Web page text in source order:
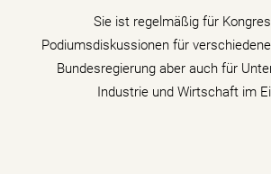
Sie ist regelmäßig für
Podiumsdiskussionen für
Bundesregierung aber auch für
Industrie und Wirtschaft im
mehr erfahren